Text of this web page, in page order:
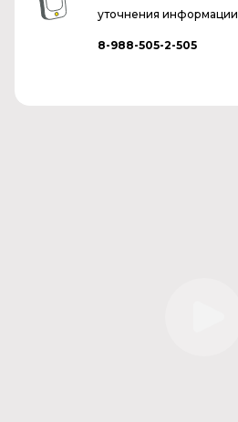
уточнения информации
8-988-505-2-505